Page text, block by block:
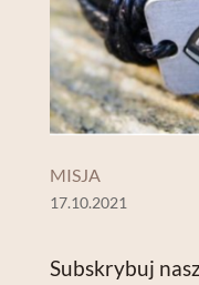
MISJA
17.10.2021
Subskrybuj